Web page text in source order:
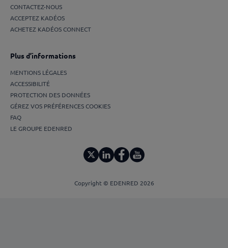
CONTACTEZ-NOUS
ACCEPTEZ KADÉOS
ACHETEZ KADÉOS CONNECT
Plus d’informations
MENTIONS LÉGALES
ACCESSIBILITÉ
PROTECTION DES DONNÉES
GÉREZ VOS PRÉFÉRENCES COOKIES
FAQ
LE GROUPE EDENRED
Copyright © EDENRED 2026